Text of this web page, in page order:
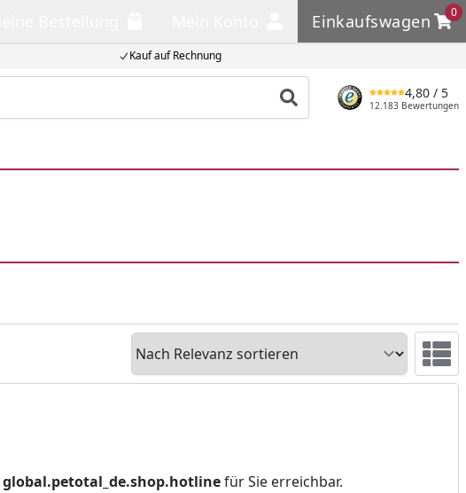
Kauf auf Rechnung
Einkaufswagen
0
Einkaufswagen
Produkt suchen
4,80 / 5
12.183 Bewertungen
Sortieren
global.petotal_de.shop.hotlinefür Sie erreichbar.